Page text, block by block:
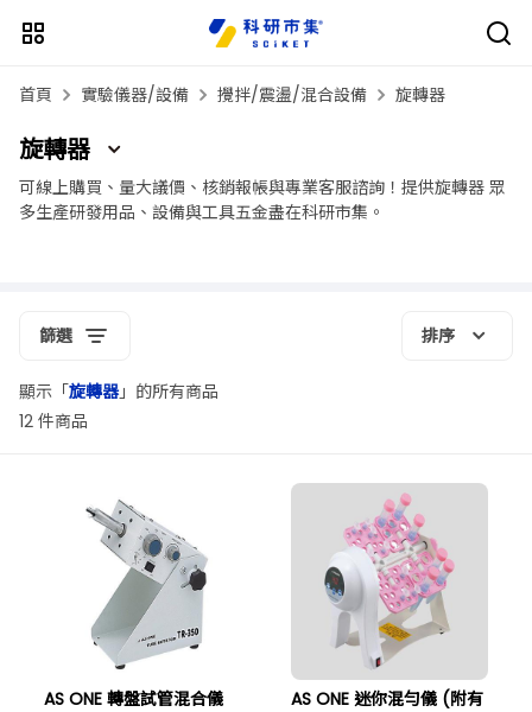
首頁 實驗儀器/設備 攪拌/震盪/混合設備 旋轉器
旋轉器
可線上購買、量大議價、核銷報帳與專業客服諮詢！提供旋轉器 眾
多生產研發用品、設備與工具五金盡在科研市集。
篩選 排序
顯示「旋轉器」的所有商品
12 件商品
AS ONE 轉盤試管混合儀
AS ONE 迷你混勻儀 (附有